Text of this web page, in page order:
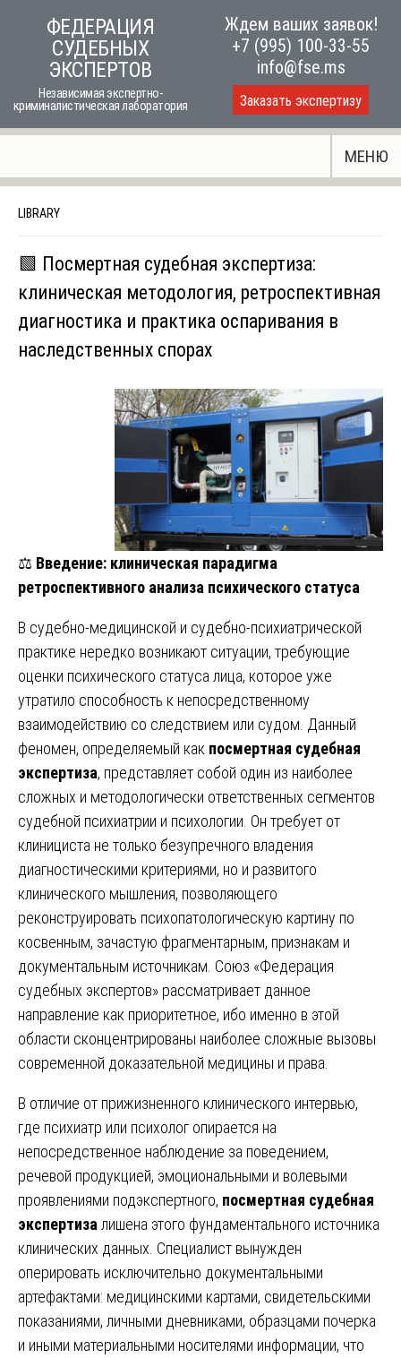
ФЕДЕРАЦИЯ
СУДЕБНЫХ
ЭКСПЕРТОВ
Независимая экспертно-
криминалистическая лаборатория
Ждем ваших заявок!
+7 (995) 100-33-55
info@fse.ms
Заказать экспертизу
МЕНЮ
LIBRARY
🟩 Посмертная судебная экспертиза:
клиническая методология, ретроспективная
диагностика и практика оспаривания в
наследственных спорах
⚖️ Введение: клиническая парадигма
ретроспективного анализа психического статуса
В судебно-медицинской и судебно-психиатрической
практике нередко возникают ситуации, требующие
оценки психического статуса лица, которое уже
утратило способность к непосредственному
взаимодействию со следствием или судом. Данный
феномен, определяемый как посмертная судебная
экспертиза, представляет собой один из наиболее
сложных и методологически ответственных сегментов
судебной психиатрии и психологии. Он требует от
клинициста не только безупречного владения
диагностическими критериями, но и развитого
клинического мышления, позволяющего
реконструировать психопатологическую картину по
косвенным, зачастую фрагментарным, признакам и
документальным источникам. Союз «Федерация
судебных экспертов» рассматривает данное
направление как приоритетное, ибо именно в этой
области сконцентрированы наиболее сложные вызовы
современной доказательной медицины и права.
В отличие от прижизненного клинического интервью,
где психиатр или психолог опирается на
непосредственное наблюдение за поведением,
речевой продукцией, эмоциональными и волевыми
проявлениями подэкспертного, посмертная судебная
экспертиза лишена этого фундаментального источника
клинических данных. Специалист вынужден
оперировать исключительно документальными
артефактами: медицинскими картами, свидетельскими
показаниями, личными дневниками, образцами почерка
и иными материальными носителями информации, что